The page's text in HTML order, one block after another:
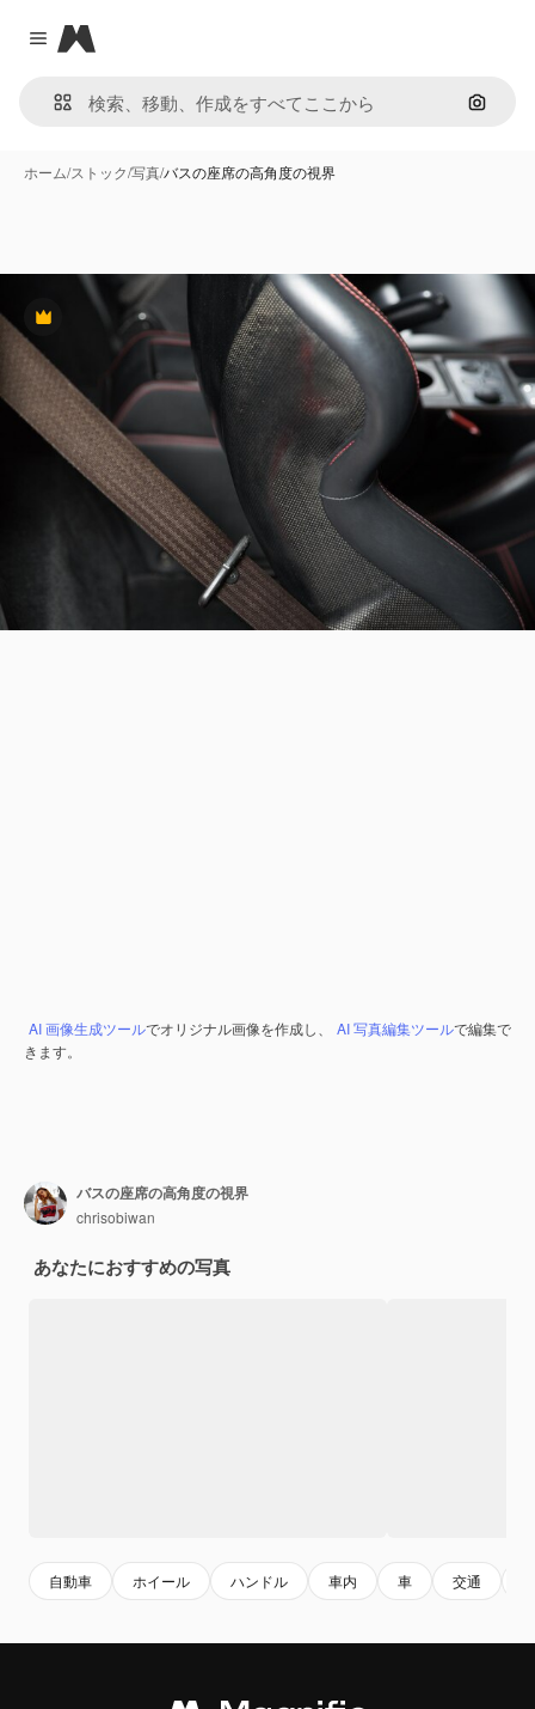
Close menu
Magnific
画像で
ホーム/ストック/写真/バスの座席の高角度の視界
Premium
AI 画像生成ツールでオリジナル画像を作成し、 AI 写真編集ツールで編集で
きます。
バスの座席の高角度の視界
chrisobiwan
あなたにおすすめの写真
自動車 ホイール ハンドル 車内 車 交通